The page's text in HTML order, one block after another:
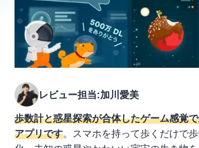
レビュー担当:加川愛美
歩数計と惑星探索が合体したゲーム感覚
アプリです。スマホを持って歩くだけで